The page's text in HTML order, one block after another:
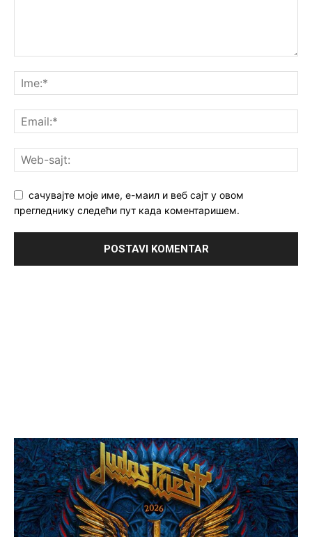
сачувајте моје име, е-маил и веб сајт у овом
прегледнику следећи пут када коментаришем.